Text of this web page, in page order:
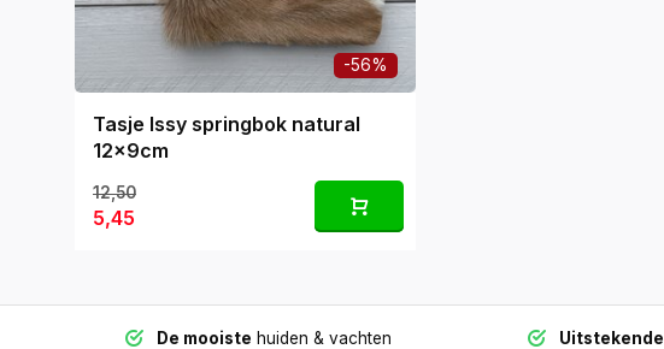
-56%
Tasje Issy springbok natural
12x9cm
12,50
5,45
De mooiste huiden & vachten Uitstekende